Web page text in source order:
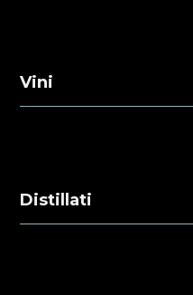
Vini
Distillati